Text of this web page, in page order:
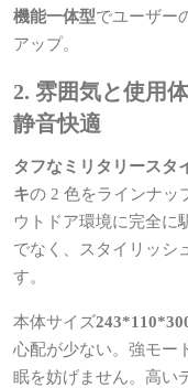
機能一体型でユーザー
アップ。
2. 雰囲気と使用
静音快適
タフなミリタリースタ
キの 2 色をラインナッ
ウトドア環境に完全に
でなく、スタイリッシ
す。
本体サイズ
心配が少ない。強モー
眠を妨げません。高い